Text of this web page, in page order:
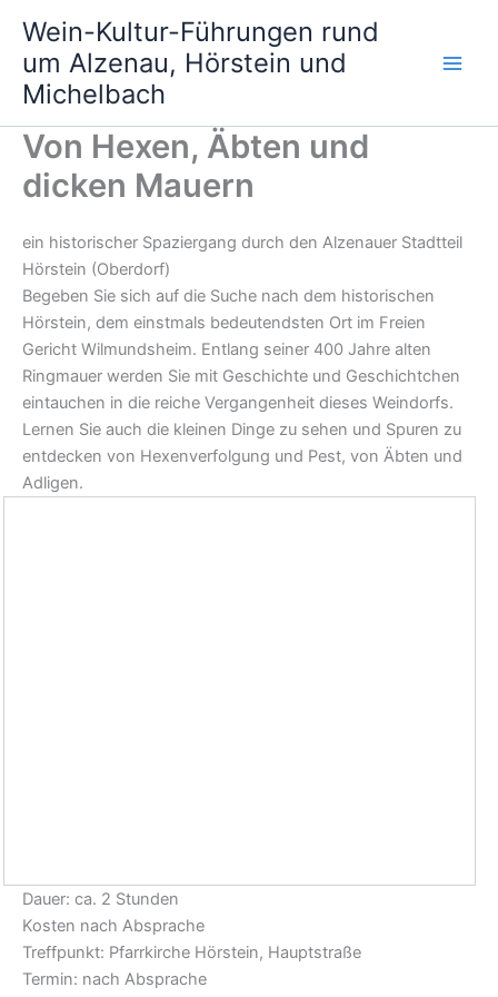
Inhalt
springen
Wein-Kultur-Führungen rund
um Alzenau, Hörstein und
Michelbach
Von Hexen, Äbten und
dicken Mauern
ein historischer Spaziergang durch den Alzenauer Stadtteil
Hörstein (Oberdorf)
Begeben Sie sich auf die Suche nach dem historischen
Hörstein, dem einstmals bedeutendsten Ort im Freien
Gericht Wilmundsheim. Entlang seiner 400 Jahre alten
Ringmauer werden Sie mit Geschichte und Geschichtchen
eintauchen in die reiche Vergangenheit dieses Weindorfs.
Lernen Sie auch die kleinen Dinge zu sehen und Spuren zu
entdecken von Hexenverfolgung und Pest, von Äbten und
Adligen.
Dauer: ca. 2 Stunden
Kosten nach Absprache
Treffpunkt: Pfarrkirche Hörstein, Hauptstraße
Termin: nach Absprache